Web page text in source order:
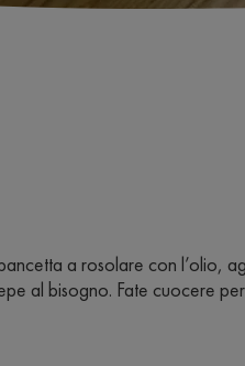
a rosolare con l’olio,
al bisogno. Fate cuocere